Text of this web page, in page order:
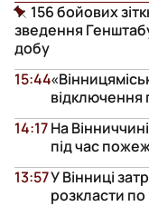
156 бойових
зведення
добу
відключення
15:44
На
під час
14:17
У Вінниці
розкласти по
13:57